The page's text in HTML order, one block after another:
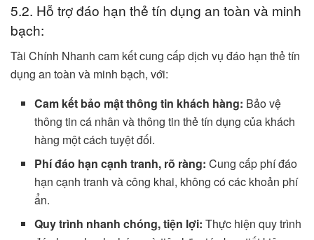
5.2. Hỗ trợ đáo hạn thẻ tín dụng an toàn và minh
bạch:
Tài Chính Nhanh cam kết cung cấp dịch vụ đáo hạn thẻ tín
dụng an toàn và minh bạch, với:
Cam kết bảo mật thông tin khách hàng: Bảo vệ
thông tin cá nhân và thông tin thẻ tín dụng của khách
hàng một cách tuyệt đối.
Phí đáo hạn cạnh tranh, rõ ràng: Cung cấp phí đáo
hạn cạnh tranh và công khai, không có các khoản phí
ẩn.
Quy trình nhanh chóng, tiện lợi: Thực hiện quy trình